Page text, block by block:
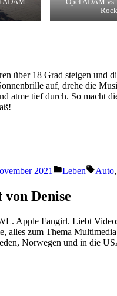
ADAM
Opel ADAM
über 18 Grad steigen und
auf, drehe die
atme tief durch. So macht
2021
Veröffentlicht
Leben Auto,
Denise
Apple Fangirl. Liebt
alles zum Thema
Norwegen und in die